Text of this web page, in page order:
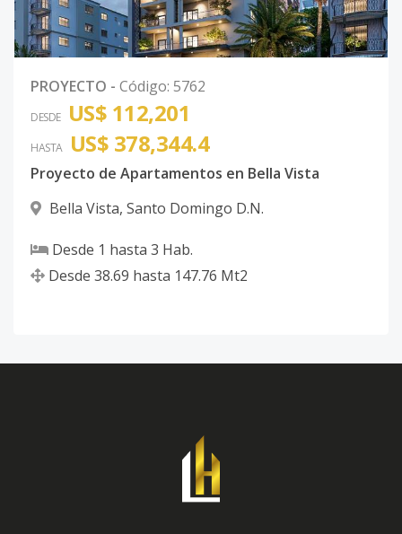
PROYECTO - Código: 5762
DESDE US$ 112,201
HASTA US$ 378,344.4
Proyecto de Apartamentos en Bella Vista
Bella Vista, Santo Domingo D.N.
Desde 1 hasta 3 Hab.
Desde 38.69 hasta 147.76 Mt2